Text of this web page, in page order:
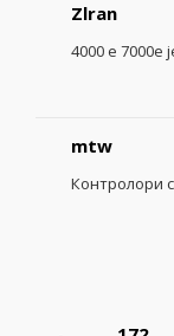
Zlran
4000 e 7000e
mtw
Контролори